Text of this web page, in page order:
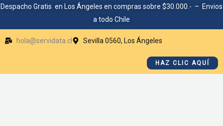
Ir
contenido
Despacho Gratis en Los Ángeles en compras sobre $30.000.- – Envios
a todo Chile
hola@servidata.cl Sevilla 0560, Los Ángeles
HAZ CLIC AQUÍ